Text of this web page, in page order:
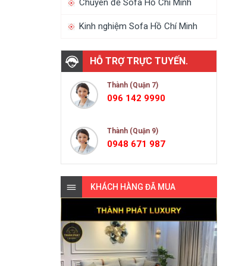
Chuyên đề Sofa Hồ Chí Minh
Kinh nghiệm Sofa Hồ Chí Minh
HỖ TRỢ TRỰC TUYẾN.
Thành (Quận 7)
096 142 9990
Thành (Quận 9)
0948 671 987
KHÁCH HÀNG ĐÃ MUA